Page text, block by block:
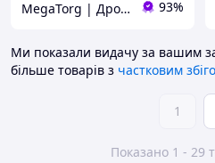
MegaTorg | Дропшиппінг та Опт 93%
Ми показали видачу за вашим
більше товарів з частковим
1
Показано 1 - 29